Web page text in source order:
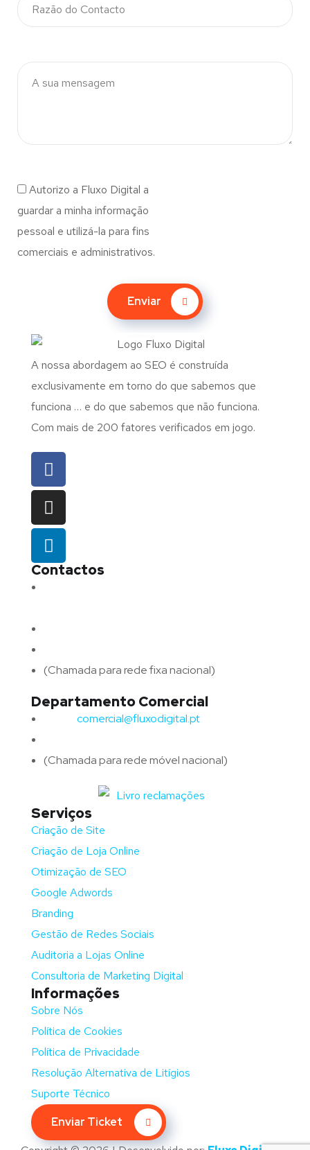
Autorizo a Fluxo Digital a
guardar a minha informação
pessoal e utilizá-la para fins
comerciais e administrativos.
Enviar
A nossa abordagem ao SEO é construída
exclusivamente em torno do que sabemos que
funciona … e do que sabemos que não funciona.
Com mais de 200 fatores verificados em jogo.
Contactos
(Chamada para rede fixa nacional)
Departamento Comercial
comercial@fluxodigital.pt
(Chamada para rede móvel nacional)
Serviços
Criação de Site
Criação de Loja Online
Otimização de SEO
Google Adwords
Branding
Gestão de Redes Sociais
Auditoria a Lojas Online
Consultoria de Marketing Digital
Informações
Sobre Nós
Política de Cookies
Política de Privacidade
Resolução Alternativa de Litígios
Suporte Técnico
Enviar Ticket